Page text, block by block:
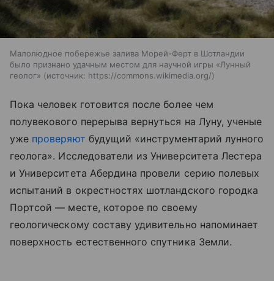
Малолюдное побережье залива Морей-Ферт в Шотландии
было признано удачным местом для научной игры «Лунный
геолог»
источник: https://commons.wikimedia.org/
Пока человек готовится после более чем
полувекового перерыва вернуться на Луну, ученые
уже проверяют будущий «инструментарий лунного
геолога». Исследователи из Университета Лестера
и Университета Абердина провели серию полевых
испытаний в окрестностях шотландского городка
Портсой — месте, которое по своему
геологическому составу удивительно напоминает
поверхность естественного спутника Земли.